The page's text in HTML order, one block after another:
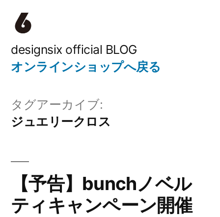
designsix official BLOG
オンラインショップへ戻る
タグアーカイブ:
ジュエリークロス
【予告】bunchノベル
ティキャンペーン開催